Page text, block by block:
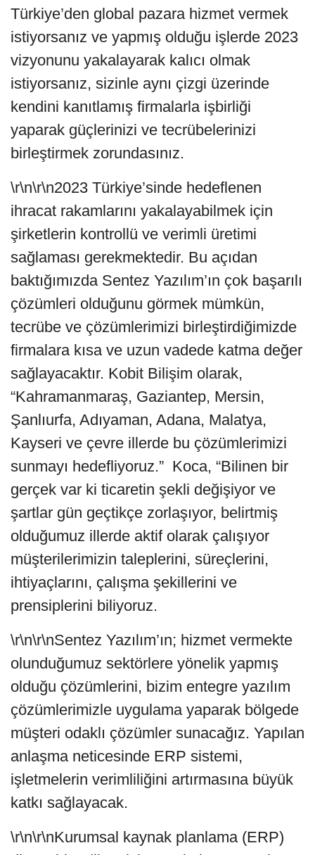
Türkiye’den global pazara hizmet vermek
istiyorsanız ve yapmış olduğu işlerde 2023
vizyonunu yakalayarak kalıcı olmak
istiyorsanız, sizinle aynı çizgi üzerinde
kendini kanıtlamış firmalarla işbirliği
yaparak güçlerinizi ve tecrübelerinizi
birleştirmek zorundasınız.
\r\n\r\n2023 Türkiye’sinde hedeflenen
ihracat rakamlarını yakalayabilmek için
şirketlerin kontrollü ve verimli üretimi
sağlaması gerekmektedir. Bu açıdan
baktığımızda Sentez Yazılım’ın çok başarılı
çözümleri olduğunu görmek mümkün,
tecrübe ve çözümlerimizi birleştirdiğimizde
firmalara kısa ve uzun vadede katma değer
sağlayacaktır. Kobit Bilişim olarak,
“Kahramanmaraş, Gaziantep, Mersin,
Şanlıurfa, Adıyaman, Adana, Malatya,
Kayseri ve çevre illerde bu çözümlerimizi
sunmayı hedefliyoruz.” Koca, “Bilinen bir
gerçek var ki ticaretin şekli değişiyor ve
şartlar gün geçtikçe zorlaşıyor, belirtmiş
olduğumuz illerde aktif olarak çalışıyor
müşterilerimizin taleplerini, süreçlerini,
ihtiyaçlarını, çalışma şekillerini ve
prensiplerini biliyoruz.
\r\n\r\nSentez Yazılım’ın; hizmet vermekte
olunduğumuz sektörlere yönelik yapmış
olduğu çözümlerini, bizim entegre yazılım
çözümlerimizle uygulama yaparak bölgede
müşteri odaklı çözümler sunacağız. Yapılan
anlaşma neticesinde ERP sistemi,
işletmelerin verimliliğini artırmasına büyük
katkı sağlayacak.
\r\n\r\nKurumsal kaynak planlama (ERP)